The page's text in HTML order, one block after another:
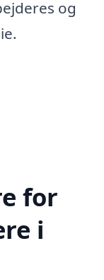
og
for
i